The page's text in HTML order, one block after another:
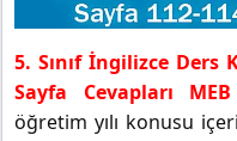
5. Sınıf İngilizce Ders
Sayfa Cevapları MEB
öğretim yılı konusu